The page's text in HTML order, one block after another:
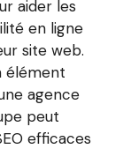
aider les
en ligne
site web.
élément
agence
peut
efficaces